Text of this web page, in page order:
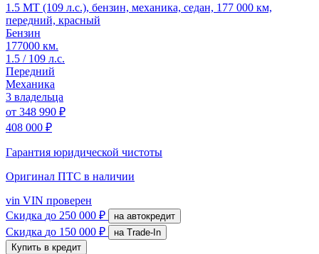
1.5 MT (109 л.с.), бензин, механика, седан, 177 000 км,
передний, красный
Бензин
177000 км.
1.5 / 109 л.с.
Передний
Механика
3 владельца
от 348 990 ₽
408 000 ₽
Гарантия юридической чистоты
Оригинал ПТС в наличии
vin VIN проверен
Скидка до 250 000 ₽ на автокредит
Скидка до 150 000 ₽
на Trade-In
Купить в кредит